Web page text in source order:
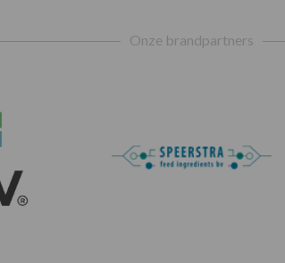
Onze brandpartners